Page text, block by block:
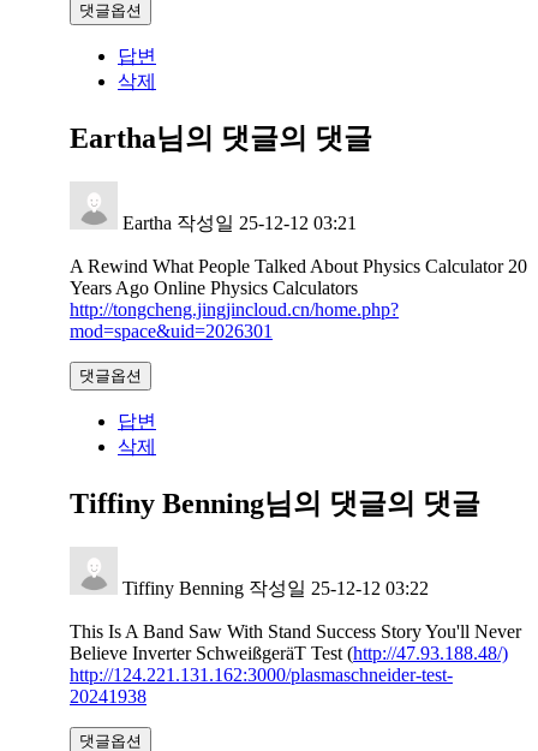
댓글옵션
답변
삭제
Eartha님의 댓글의 댓글
Eartha 작성일 25-12-12 03:21
A Rewind What People Talked About Physics Calculator 20
Years Ago Online Physics Calculators
http://tongcheng.jingjincloud.cn/home.php?
mod=space&uid=2026301
댓글옵션
답변
삭제
Tiffiny Benning님의 댓글의 댓글
Tiffiny Benning 작성일 25-12-12 03:22
This Is A Band Saw With Stand Success Story You'll Never
Believe Inverter SchweißgeräT Test (http://47.93.188.48/)
http://124.221.131.162:3000/plasmaschneider-test-
20241938
댓글옵션